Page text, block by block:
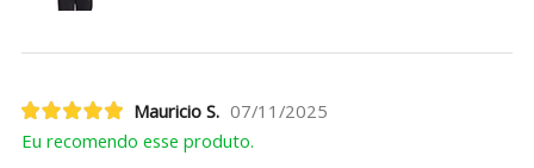
Mauricio S. 07/11/2025
Eu recomendo esse produto.